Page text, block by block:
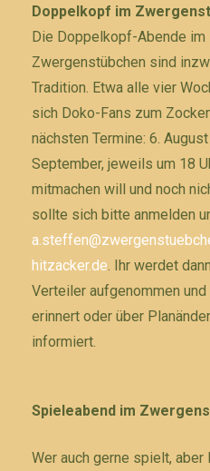
Doppelkopf im
Die Doppelkopf-Abende im
Zwergenstübchen sind
Tradition. Etwa alle vier
sich Doko-Fans zum
nächsten Termine: 6. August
September, jeweils um 18
mitmachen will und noch
sollte sich bitte anmelden
hitzacker.de. Ihr werdet
Verteiler aufgenommen
erinnert oder über
informiert.
Spieleabend im
Wer auch gerne spielt, aber